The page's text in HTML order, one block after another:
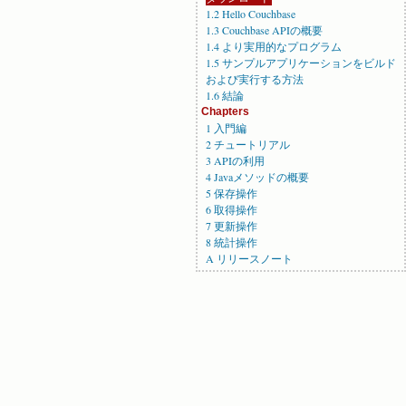
1.2 Hello Couchbase
1.3 Couchbase APIの概要
1.4 より実用的なプログラム
1.5 サンプルアプリケーションをビルド
および実行する方法
1.6 結論
Chapters
1 入門編
2 チュートリアル
3 APIの利用
4 Javaメソッドの概要
5 保存操作
6 取得操作
7 更新操作
8 統計操作
A リリースノート